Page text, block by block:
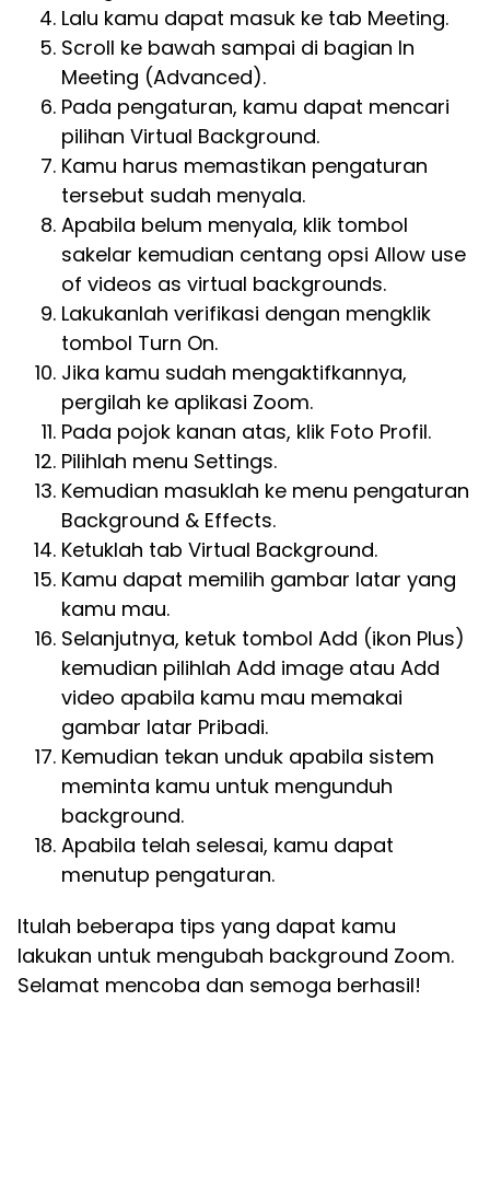
Lalu kamu dapat masuk ke tab Meeting.
Scroll ke bawah sampai di bagian In
Meeting (Advanced).
Pada pengaturan, kamu dapat mencari
pilihan Virtual Background.
Kamu harus memastikan pengaturan
tersebut sudah menyala.
Apabila belum menyala, klik tombol
sakelar kemudian centang opsi Allow use
of videos as virtual backgrounds.
Lakukanlah verifikasi dengan mengklik
tombol Turn On.
Jika kamu sudah mengaktifkannya,
pergilah ke aplikasi Zoom.
Pada pojok kanan atas, klik Foto Profil.
Pilihlah menu Settings.
Kemudian masuklah ke menu pengaturan
Background & Effects.
Ketuklah tab Virtual Background.
Kamu dapat memilih gambar latar yang
kamu mau.
Selanjutnya, ketuk tombol Add (ikon Plus)
kemudian pilihlah Add image atau Add
video apabila kamu mau memakai
gambar latar Pribadi.
Kemudian tekan unduk apabila sistem
meminta kamu untuk mengunduh
background.
Apabila telah selesai, kamu dapat
menutup pengaturan.
Itulah beberapa tips yang dapat kamu
lakukan untuk mengubah background Zoom.
Selamat mencoba dan semoga berhasil!